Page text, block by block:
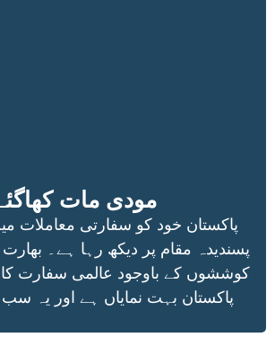
مودی مات
پاکستان خود کو سفارتی معاملات
پسندیدہ مقام پر دیکھ رہا ہے۔
کوششوں کے باوجود عالمی سفارت
پاکستان بہت نمایاں ہے اور یہ